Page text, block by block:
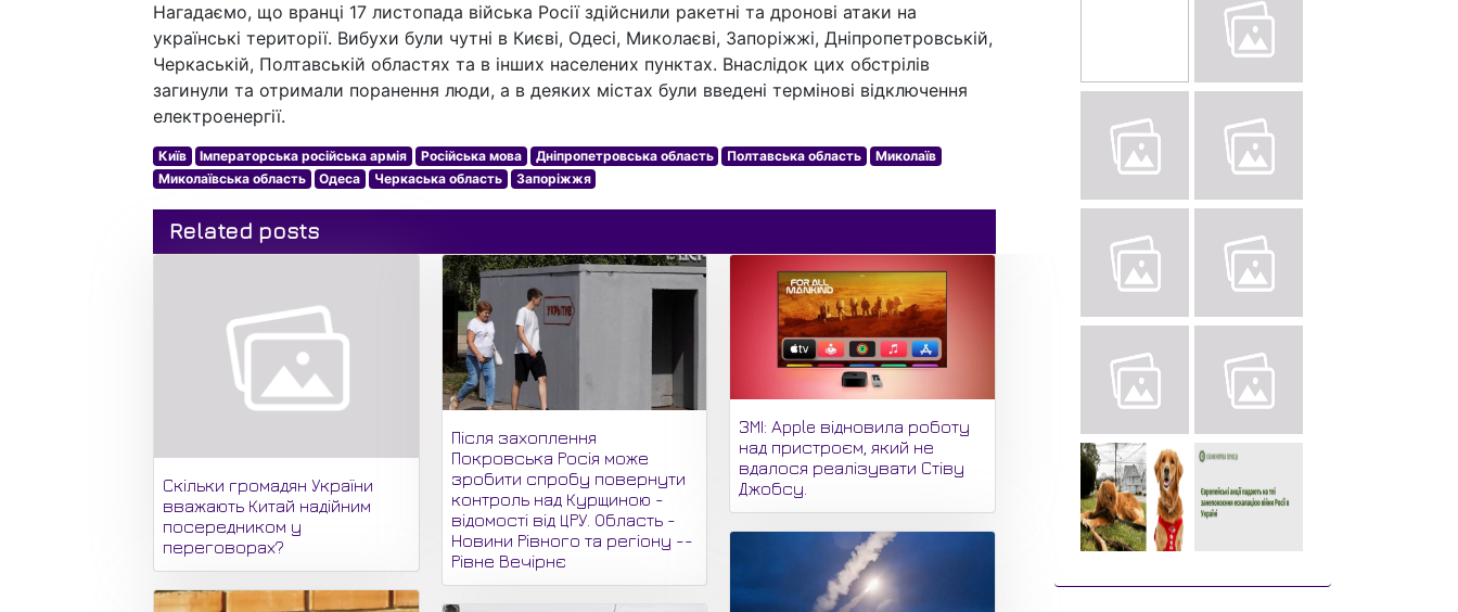
Нагадаємо, що вранці 17 листопада війська Росії здійснили ракетні та дронові атаки на
українські території. Вибухи були чутні в Києві, Одесі, Миколаєві, Запоріжжі, Дніпропетровській,
Черкаській, Полтавській областях та в інших населених пунктах. Внаслідок цих обстрілів
загинули та отримали поранення люди, а в деяких містах були введені термінові відключення
електроенергії.
Київ Імператорська російська армія Російська мова Дніпропетровська область Полтавська область
Миколаїв
Миколаївська область
Одеса Черкаська область Запоріжжя
Related posts
Скільки громадян України
вважають Китай надійним
посередником у
переговорах?
Після захоплення
Покровська Росія може
зробити спробу повернути
контроль над Курщиною -
відомості від ЦРУ. Область -
Новини Рівного та регіону --
Рівне Вечірнє
ЗМІ: Apple відновила роботу
над пристроєм, який не
вдалося реалізувати Стіву
Джобсу.